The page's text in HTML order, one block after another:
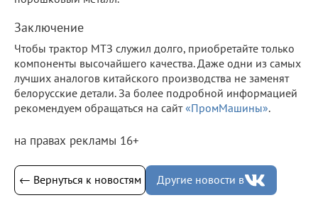
Заключение
Чтобы трактор МТЗ служил долго, приобретайте только
компоненты высочайшего качества. Даже одни из самых
лучших аналогов китайского производства не заменят
белорусские детали. За более подробной информацией
рекомендуем обращаться на сайт«ПромМашины».
на правах рекламы 16+
← Вернуться к новостям Другие новости в